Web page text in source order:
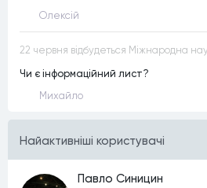
Олексій
Чи є інформаційний лист?
Михайло
Найактивнiшi користувачi
Павло Синицин